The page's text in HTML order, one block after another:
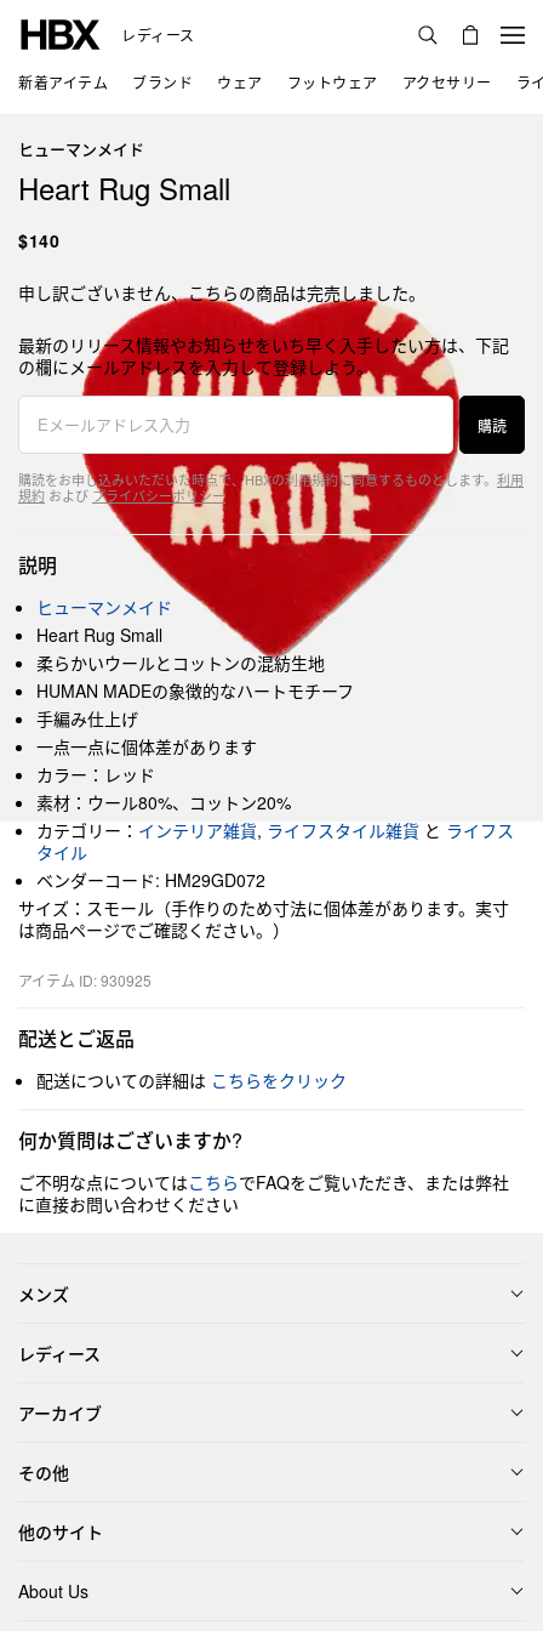
レディース
新着アイテム ブランド ウェア フットウェア アクセサリー ラ
ヒューマンメイド
Heart Rug Small
$140
申し訳ございません、こちらの商品は完売しました。
最新のリリース情報やお知らせをいち早く入手したい方は、下記
の欄にメールアドレスを入力して登録しよう。
購読
購読をお申し込みいただいた時点で、HBXの利用規約に同意するものとします。 利用
規約 および プライバシーポリシー
説明
ヒューマンメイド
Heart Rug Small
柔らかいウールとコットンの混紡生地
HUMAN MADEの象徴的なハートモチーフ
手編み仕上げ
一点一点に個体差があります
カラー：レッド
素材：ウール80%、コットン20%
カテゴリー： インテリア雑貨, ライフスタイル雑貨 と ライフス
タイル
ベンダーコード: HM29GD072
サイズ：スモール（手作りのため寸法に個体差があります。実寸
は商品ページでご確認ください。）
アイテム ID: 930925
配送とご返品
配送についての詳細は こちらをクリック
何か質問はございますか?
ご不明な点についてはこちらでFAQをご覧いただき、または弊社
に直接お問い合わせください
メンズ
レディース
アーカイブ
その他
他のサイト
About Us